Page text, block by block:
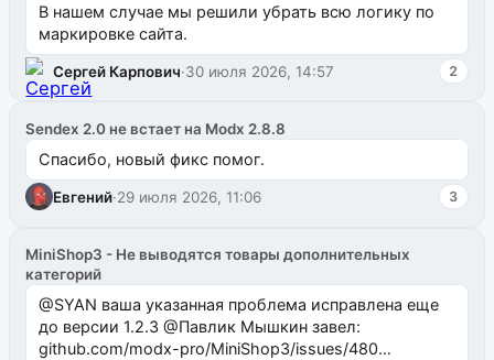
В нашем случае мы решили убрать всю логику по
маркировке сайта.
Сергей Карпович·30 июля 2026, 14:57 2
Sendex 2.0 не встает на Modx 2.8.8
Спасибо, новый фикс помог.
Евгений·29 июля 2026, 11:06 3
MiniShop3 - Не выводятся товары дополнительных
категорий
@SYAN ваша указанная проблема исправлена еще
до версии 1.2.3 @Павлик Мышкин завел:
github.com/modx-pro/MiniShop3/issues/480